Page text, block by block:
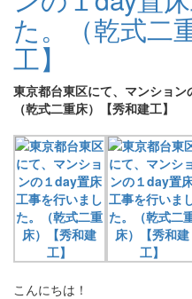
た。（乾式二
工】
東京都台東区にて、マンション
（乾式二重床）【秀和建工】
こんにちは！